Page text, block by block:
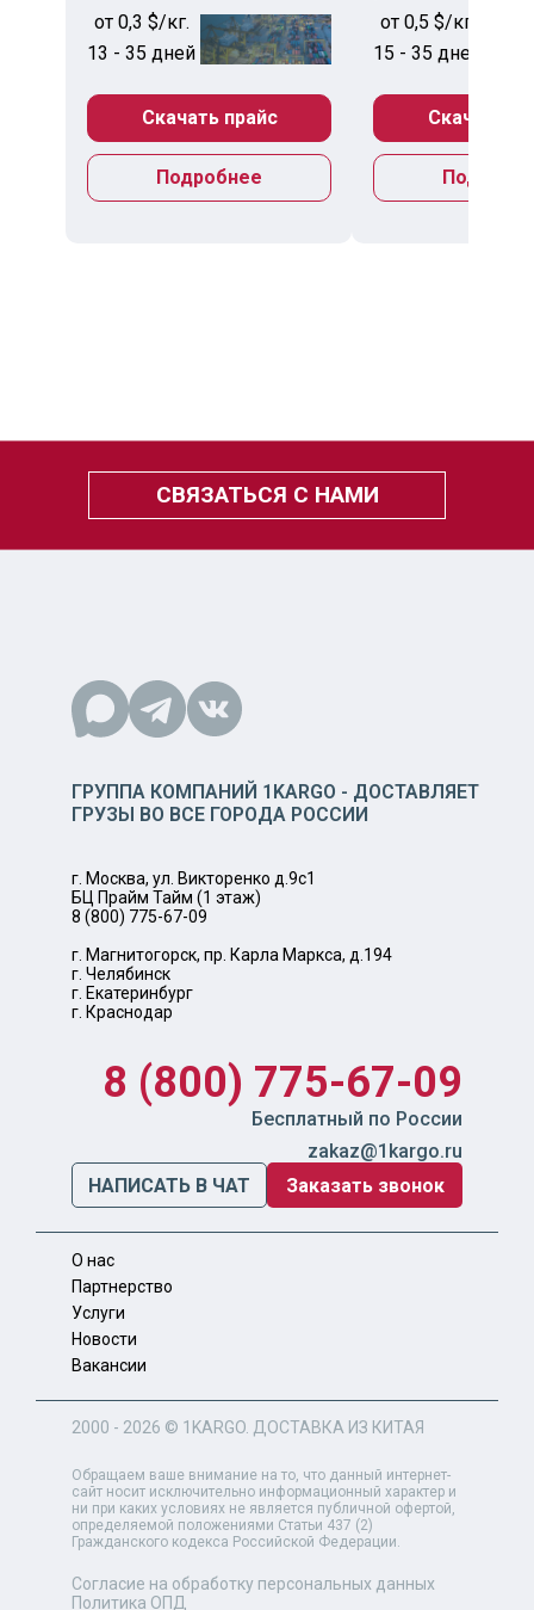
от 0,3 $/кг.
13 - 35 дней
Скачать прайс
Подробнее
от 0,5 $/кг.
15 - 35 дней
Скачать
СВЯЗАТЬСЯ С НАМИ
ГРУППА КОМПАНИЙ 1KARGO - ДОСТАВЛЯЕТ
ГРУЗЫ ВО ВСЕ ГОРОДА РОССИИ
г. Москва, ул. Викторенко д.9с1
БЦ Прайм Тайм (1 этаж)
8 (800) 775-67-09
г. Магнитогорск, пр. Карла Маркса, д.194
г. Челябинск
г. Екатеринбург
г. Краснодар
8 (800) 775-67-09
Бесплатный по России
zakaz@1kargo.ru
НАПИСАТЬ В ЧАТ
Заказать звонок
О нас
Партнерство
Услуги
Новости
Вакансии
2000 - 2026 © 1KARGO . ДОСТАВКА ИЗ КИТАЯ
Обращаем ваше внимание на то, что данный интернет-
сайт носит исключительно информационный характер и
ни при каких условиях не является публичной офертой,
определяемой положениями Статьи 437 (2)
Гражданского кодекса Российской Федерации.
Согласие на обработку персональных данных
Политика ОПД